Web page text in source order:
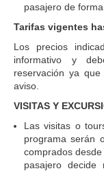
pasajero de
Tarifas vigentes
Los precios
informativo y
reservación ya
aviso.
VISITAS Y
Las visitas o
programa serán
comprados
pasajero decide